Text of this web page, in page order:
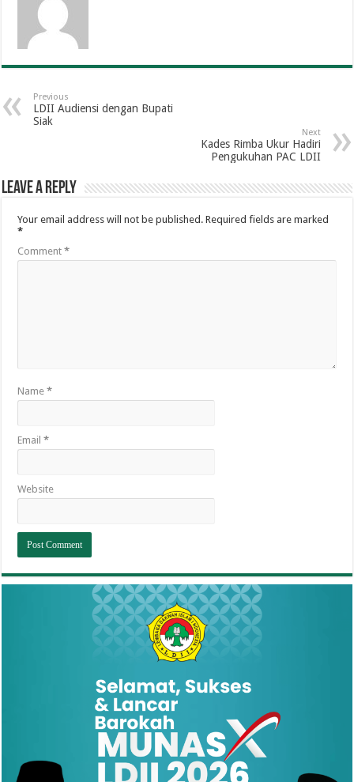
Previous
LDII Audiensi dengan Bupati
Siak
Next
Kades Rimba Ukur Hadiri
Pengukuhan PAC LDII
Leave a Reply
Your email address will not be published. Required fields are marked
*
Comment*
Name*
Email*
Website